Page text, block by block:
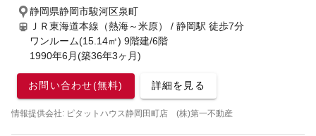
静岡県静岡市駿河区泉町
ＪＲ東海道本線（熱海～米原） / 静岡駅 徒歩7分
ワンルーム(15.14㎡) 9階建/6階
1990年6月(築36年3ヶ月)
お問い合わせ(無料) 詳細を見る
情報提供会社: ピタットハウス静岡田町店 (株)第一不動産